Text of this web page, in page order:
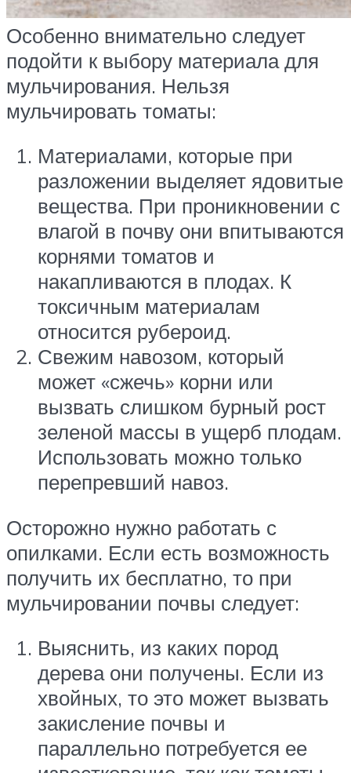
Особенно внимательно следует
подойти к выбору материала для
мульчирования. Нельзя
мульчировать томаты:
Материалами, которые при
разложении выделяет ядовитые
вещества. При проникновении с
влагой в почву они впитываются
корнями томатов и
накапливаются в плодах. К
токсичным материалам
относится рубероид.
Свежим навозом, который
может «сжечь» корни или
вызвать слишком бурный рост
зеленой массы в ущерб плодам.
Использовать можно только
перепревший навоз.
Осторожно нужно работать с
опилками. Если есть возможность
получить их бесплатно, то при
мульчировании почвы следует:
Выяснить, из каких пород
дерева они получены. Если из
хвойных, то это может вызвать
закисление почвы и
параллельно потребуется ее